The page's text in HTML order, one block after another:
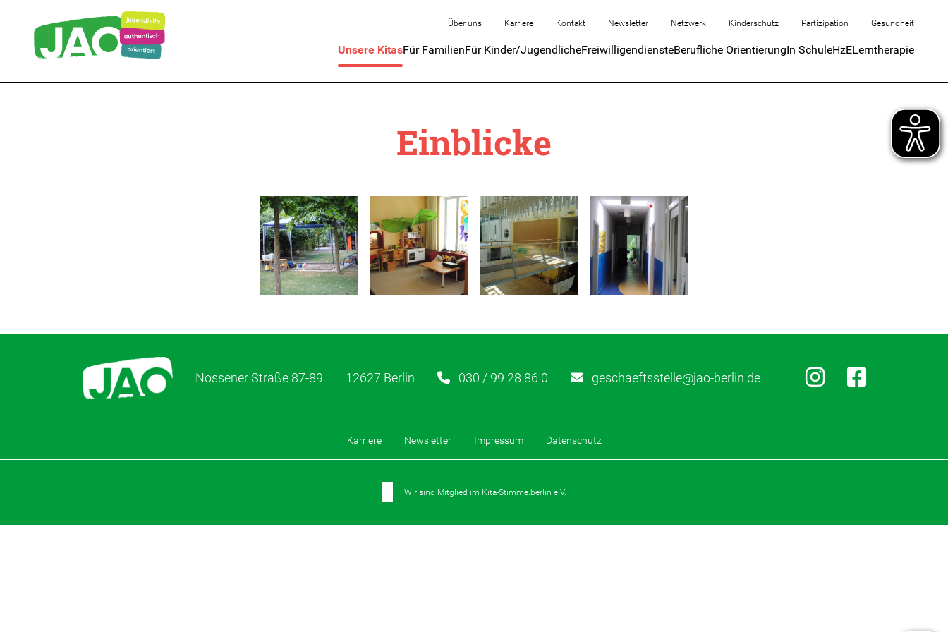
Unsere KitasFür FamilienFür Kinder/JugendlicheFreiwilligendiensteBerufliche OrientierungIn SchuleHzELerntherapie
Über uns Karriere Kontakt Newsletter Netzwerk Kinderschutz Partizipation Gesundheit
Einblicke
Nossener Straße 87-89 12627 Berlin 030 / 99 28 86 0 geschaeftsstelle@jao-berlin.de
Karriere Newsletter Impressum Datenschutz
Wir sind Mitglied im Kita-Stimme.berlin e.V.